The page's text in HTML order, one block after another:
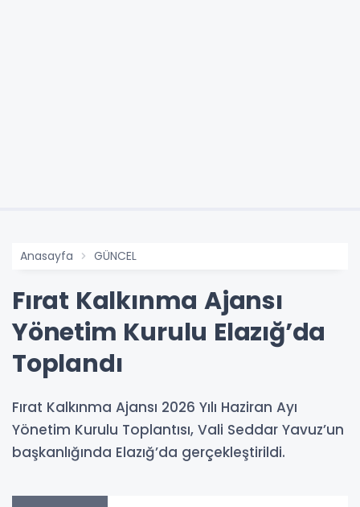
Anasayfa GÜNCEL
Fırat Kalkınma Ajansı
Yönetim Kurulu Elazığ’da
Toplandı
Fırat Kalkınma Ajansı 2026 Yılı Haziran Ayı
Yönetim Kurulu Toplantısı, Vali Seddar Yavuz’un
başkanlığında Elazığ’da gerçekleştirildi.